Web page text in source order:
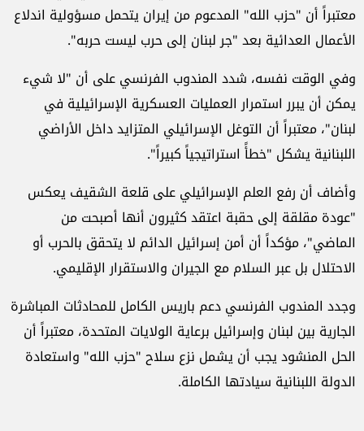
معتبراً أن "حزب الله" المدعوم من إيران يتحمل مسؤولية اندلاع
الأعمال العدائية بعد "جر لبنان إلى حرب ليست حربه".
وفي الوقت نفسه، شدد المندوب الفرنسي على أن "لا شيء
يمكن أن يبرر استمرار العمليات العسكرية الإسرائيلية في
لبنان"، معتبراً أن التوغل الإسرائيلي المتزايد داخل الأراضي
اللبنانية يشكل "خطأً استراتيجياً كبيراً".
وأضاف أن رفع العلم الإسرائيلي على قلعة الشقيف يعكس
"عودة مقلقة إلى حقبة اعتقد كثيرون أنها أصبحت من
الماضي"، مؤكداً أن أمن إسرائيل الدائم لا يتحقق بالحرب أو
الاحتلال بل عبر السلام مع الجيران والاستقرار الإقليمي.
وجدد المندوب الفرنسي دعم باريس الكامل للمحادثات المباشرة
الجارية بين لبنان وإسرائيل برعاية الولايات المتحدة، معتبراً أن
الحل المنشود يجب أن يشمل نزع سلاح "حزب الله" واستعادة
الدولة اللبنانية سيادتها الكاملة.